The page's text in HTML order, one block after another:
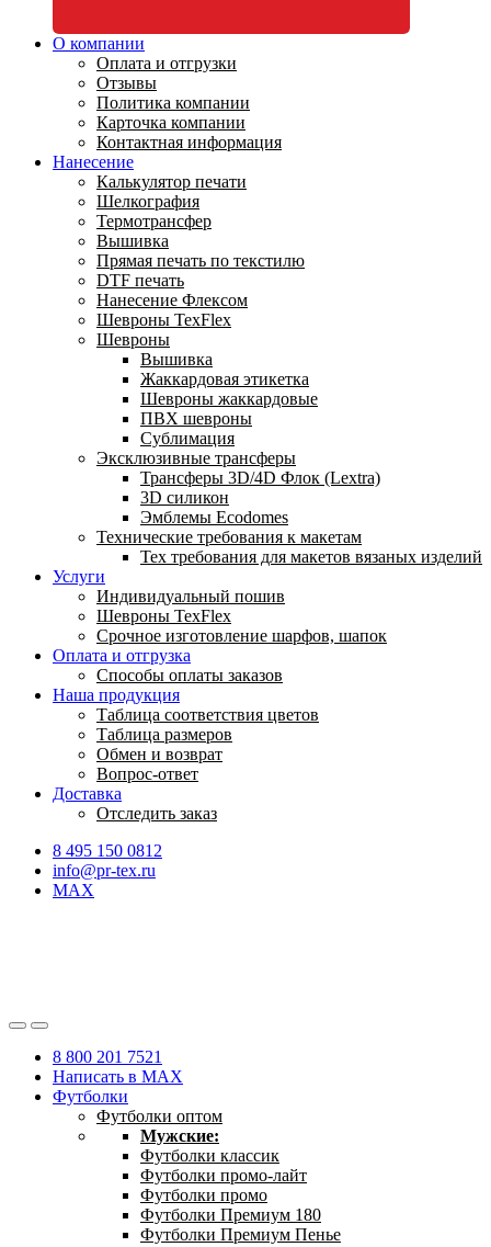
О компании
Оплата и отгрузки
Отзывы
Политика компании
Карточка компании
Контактная информация
Нанесение
Калькулятор печати
Шелкография
Термотрансфер
Вышивка
Прямая печать по текстилю
DTF печать
Нанесение Флексом
Шевроны TexFlex
Шевроны
Вышивка
Жаккардовая этикетка
Шевроны жаккардовые
ПВХ шевроны
Сублимация
Эксклюзивные трансферы
Трансферы 3D/4D Флок (Lextra)
3D силикон
Эмблемы Ecodomes
Технические требования к макетам
Тех требования для макетов вязаных изделий
Услуги
Индивидуальный пошив
Шевроны TexFlex
Срочное изготовление шарфов, шапок
Оплата и отгрузка
Способы оплаты заказов
Наша продукция
Таблица соответствия цветов
Таблица размеров
Обмен и возврат
Вопрос-ответ
Доставка
Отследить заказ
8 495 150 0812
info@pr-tex.ru
MAX
8 800 201 7521
Написать в MAX
Футболки
Футболки оптом
Мужские:
Футболки классик
Футболки промо-лайт
Футболки промо
Футболки Премиум 180
Футболки Премиум Пенье